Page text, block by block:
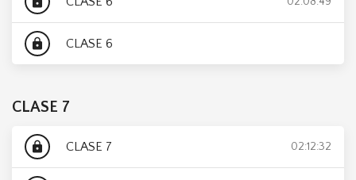
lock CLASE 6
CLASE 7
lock CLASE 7 02:12:32